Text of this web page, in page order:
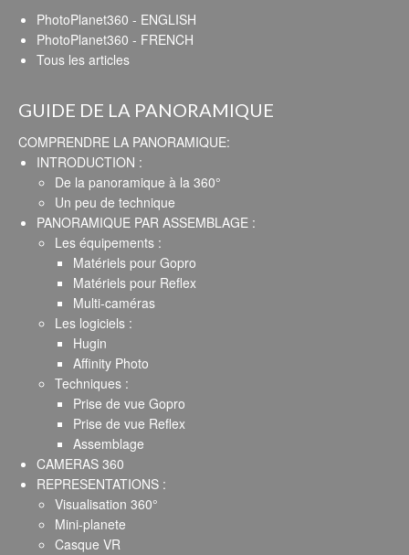
PhotoPlanet360 - ENGLISH
PhotoPlanet360 - FRENCH
Tous les articles
GUIDE DE LA PANORAMIQUE
COMPRENDRE LA PANORAMIQUE:
INTRODUCTION :
De la panoramique à la 360°
Un peu de technique
PANORAMIQUE PAR ASSEMBLAGE :
Les équipements :
Matériels pour Gopro
Matériels pour Reflex
Multi-caméras
Les logiciels :
Hugin
Affinity Photo
Techniques :
Prise de vue Gopro
Prise de vue Reflex
Assemblage
CAMERAS 360
REPRESENTATIONS :
Visualisation 360°
Mini-planete
Casque VR